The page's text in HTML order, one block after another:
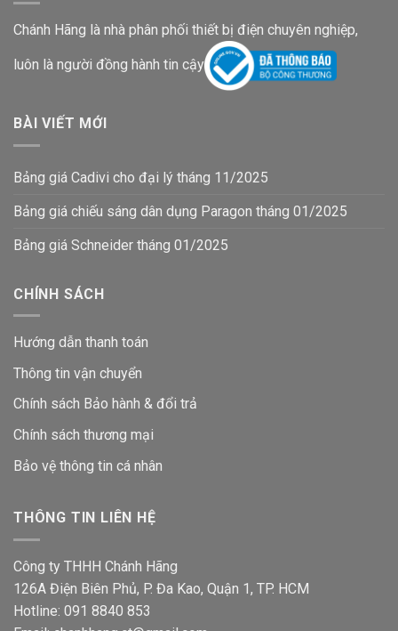
Chánh Hãng là nhà phân phối thiết bị điện chuyên nghiệp,
luôn là người đồng hành tin cậy
BÀI VIẾT MỚI
Bảng giá Cadivi cho đại lý tháng 11/2025
Bảng giá chiếu sáng dân dụng Paragon tháng 01/2025
Bảng giá Schneider tháng 01/2025
CHÍNH SÁCH
Hướng dẫn thanh toán
Thông tin vận chuyển
Chính sách Bảo hành & đổi trả
Chính sách thương mại
Bảo vệ thông tin cá nhân
THÔNG TIN LIÊN HỆ
Công ty THHH Chánh Hãng
126A Điện Biên Phủ, P. Đa Kao, Quận 1, TP. HCM
Hotline: 091 8840 853